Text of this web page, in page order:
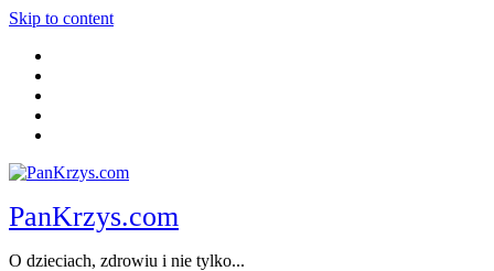
Skip to content
PanKrzys.com
O dzieciach, zdrowiu i nie tylko...